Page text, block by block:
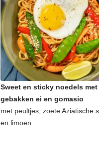
Sweet en sticky noedels met
gebakken ei en gomasio
met peultjes, zoete Aziatische
en limoen